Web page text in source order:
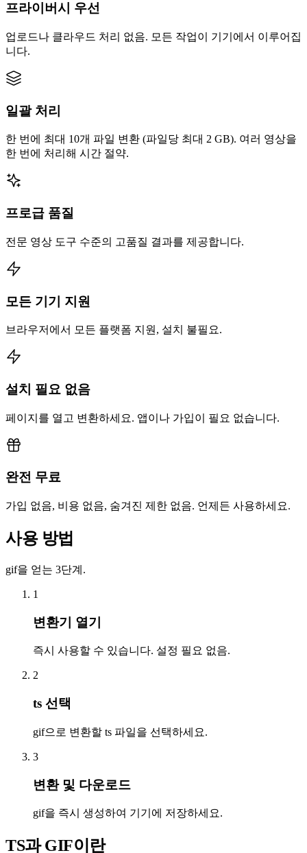
프라이버시 우선
업로드나 클라우드 처리 없음. 모든 작업이 기기에서 이루어집
니다.
일괄 처리
한 번에 최대 10개 파일 변환 (파일당 최대 2 GB). 여러 영상을
한 번에 처리해 시간 절약.
프로급 품질
전문 영상 도구 수준의 고품질 결과를 제공합니다.
모든 기기 지원
브라우저에서 모든 플랫폼 지원, 설치 불필요.
설치 필요 없음
페이지를 열고 변환하세요. 앱이나 가입이 필요 없습니다.
완전 무료
가입 없음, 비용 없음, 숨겨진 제한 없음. 언제든 사용하세요.
사용 방법
gif을 얻는 3단계.
1
변환기 열기
즉시 사용할 수 있습니다. 설정 필요 없음.
2
ts 선택
gif으로 변환할 ts 파일을 선택하세요.
3
변환 및 다운로드
gif을 즉시 생성하여 기기에 저장하세요.
TS과 GIF이란